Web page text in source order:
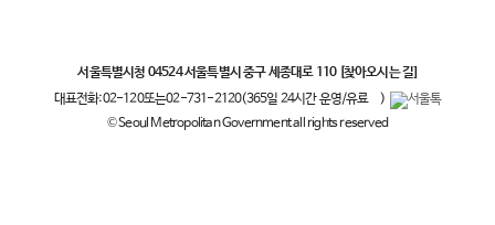
서울특별시청 04524 서울특별시 중구 세종대로 110 [찾아오시는 길]
대표전화:02-120또는02-731-2120(365일 24시간 운영/유료
)
© Seoul Metropolitan Government all rights reserved